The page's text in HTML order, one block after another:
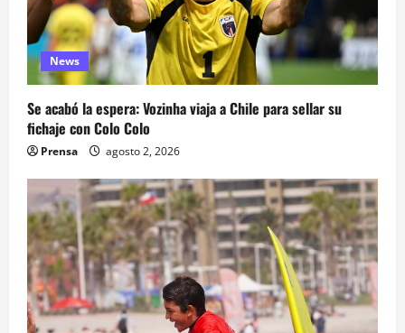
News
Se acabó la espera: Vozinha viaja a Chile para sellar su
fichaje con Colo Colo
Prensa agosto 2, 2026